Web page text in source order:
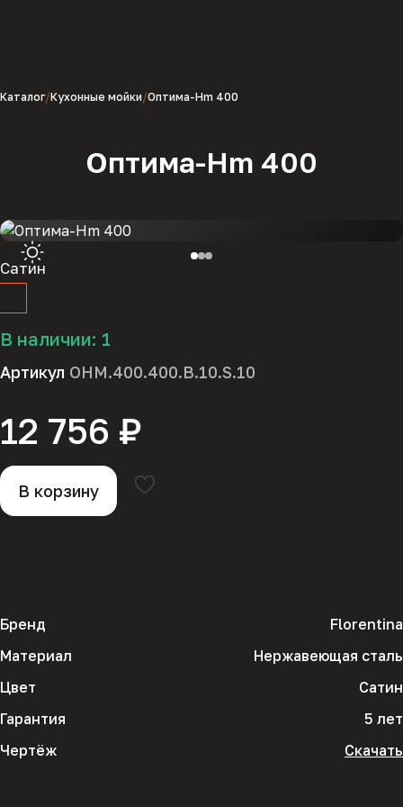
Каталог Кухонные мойки Оптима-Hm 400
Оптима-Hm 400
В наличии: 1
Артикул OHM.400.400.B.10.S.10
12 756 ₽
В корзину
Сатин
Бренд
Florentina
Материал
Нержавеющая сталь
Цвет
Сатин
Гарантия
5 лет
Чертёж
Скачать